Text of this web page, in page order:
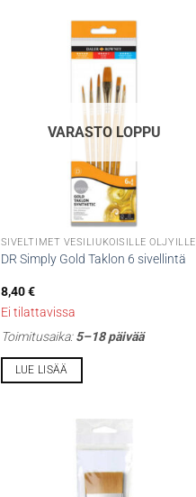
VARASTO LOPPU
SIVELTIMET VESILIUKOISILLE ÖLJYILLE
DR Simply Gold Taklon 6 sivellintä
8,40€
Ei tilattavissa
Toimitusaika:5–18 päivää
LUE LISÄÄ